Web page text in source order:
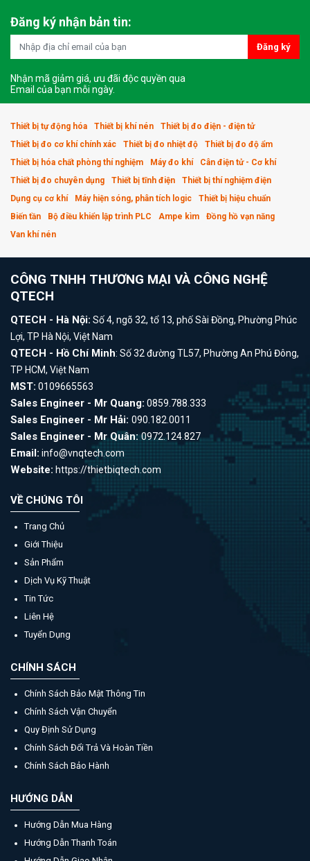
Đăng ký nhận bản tin:
Đăng ký
Nhận mã giảm giá, ưu đãi độc quyền qua
Email của bạn mỗi ngày.
Thiết bị tự động hóa Thiết bị khí nén
Thiết bị đo điện - điện tử
Thiết bị đo cơ khí chính xác
Thiết bị đo nhiệt độ
Thiết bị đo độ ẩm
Thiết bị hóa chất phòng thí nghiệm
Máy đo khí
Cân điện tử - Cơ khí
Thiết bị đo chuyên dụng
Thiết bị tĩnh điện
Thiết bị thí nghiệm điện
Dụng cụ cơ khí
Máy hiện sóng, phân tích logic
Thiết bị hiệu chuẩn
Biến tần
Bộ điều khiển lập trình PLC Ampe kìm
Đồng hồ vạn năng
Van khí nén
CÔNG TNHH THƯƠNG MẠI VÀ CÔNG NGHỆ
QTECH
QTECH - Hà Nội: Số 4, ngõ 32, tổ 13, phố Sài Đồng, Phường Phúc
Lợi, TP Hà Nội, Việt Nam
QTECH - Hồ Chí Minh: Số 32 đường TL57, Phường An Phú Đông,
TP HCM, Việt Nam
MST: 0109665563
Sales Engineer - Mr Quang: 0859.788.333
Sales Engineer - Mr Hải: 090.182.0011
Sales Engineer - Mr Quân:0972.124.827
Email: info@vnqtech.com
Website: https://thietbiqtech.com
VỀ CHÚNG TÔI
Trang Chủ
Giới Thiệu
Sản Phẩm
Dịch Vụ Kỹ Thuật
Tin Tức
Liên Hệ
Tuyển Dụng
CHÍNH SÁCH
Chính Sách Bảo Mật Thông Tin
Chính Sách Vận Chuyển
Quy Định Sử Dụng
Chính Sách Đổi Trả Và Hoàn Tiền
Chính Sách Bảo Hành
HƯỚNG DẪN
Hướng Dẫn Mua Hàng
Hướng Dẫn Thanh Toán